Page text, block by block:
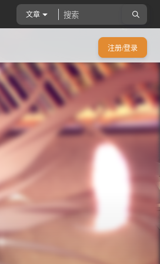
文章
注册/登录